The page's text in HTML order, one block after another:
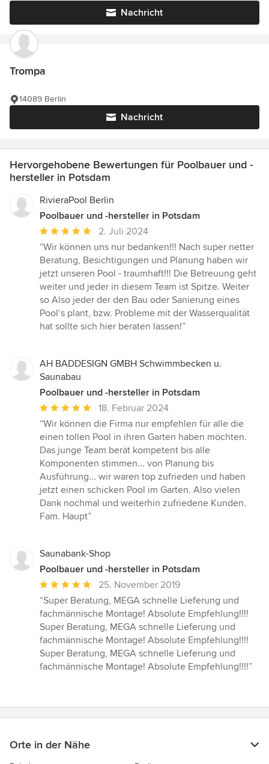
Nachricht
Trompa
Nachricht
14089 Berlin
Hervorgehobene Bewertungen für Poolbauer und -
hersteller in Potsdam
RivieraPool Berlin
Poolbauer und -hersteller in Potsdam
Durchschnittliche
Bewertung:
5
von
5
Sternen
2. Juli 2024
“Wir können uns nur bedanken!!! Nach super netter
Beratung, Besichtigungen und Planung haben wir
jetzt unseren Pool - traumhaft!!! Die Betreuung geht
weiter und jeder in diesem Team ist Spitze. Weiter
so Also jeder der den Bau oder Sanierung eines
Pool‘s plant, bzw. Probleme mit der Wasserqualität
hat sollte sich hier beraten lassen!”
AH BADDESIGN GMBH Schwimmbecken u.
Saunabau
Poolbauer und -hersteller in Potsdam
Durchschnittliche
Bewertung:
5
von
5
Sternen
18. Februar 2024
“Wir können die Firma nur empfehlen für alle die
einen tollen Pool in ihren Garten haben möchten.
Das junge Team berät kompetent bis alle
Komponenten stimmen... von Planung bis
Ausführung... wir waren top zufrieden und haben
jetzt einen schicken Pool im Garten. Also vielen
Dank nochmal und weiterhin zufriedene Kunden.
Fam. Haupt”
Saunabank-Shop
Poolbauer und -hersteller in Potsdam
Durchschnittliche
Bewertung:
5
von
5
Sternen
25. November 2019
“Super Beratung, MEGA schnelle Lieferung und
fachmännische Montage! Absolute Empfehlung!!!!
Super Beratung, MEGA schnelle Lieferung und
fachmännische Montage! Absolute Empfehlung!!!!
Super Beratung, MEGA schnelle Lieferung und
fachmännische Montage! Absolute Empfehlung!!!!”
Orte in der Nähe